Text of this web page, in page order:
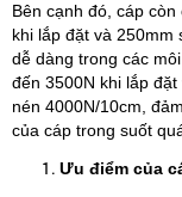
Bên cạnh đó, cáp
khi lắp đặt và 250mm
dễ dàng trong các
đến 3500N khi lắp
nén 4000N/10cm,
của cáp trong suốt
Ưu điểm của